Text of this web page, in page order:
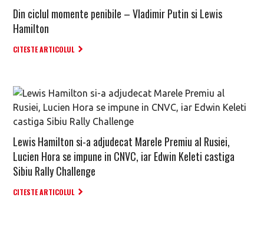
Din ciclul momente penibile – Vladimir Putin si Lewis
Hamilton
CITESTE ARTICOLUL
Lewis Hamilton si-a adjudecat Marele Premiu al Rusiei,
Lucien Hora se impune in CNVC, iar Edwin Keleti castiga
Sibiu Rally Challenge
CITESTE ARTICOLUL